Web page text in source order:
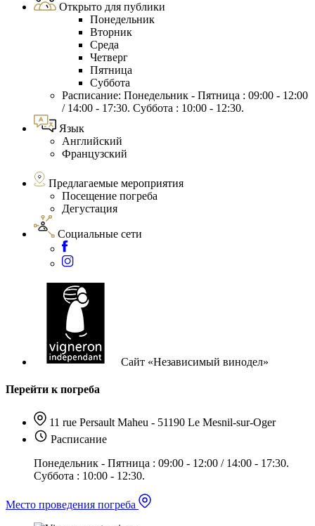
Открыто для публики
Понедельник
Вторник
Среда
Четверг
Пятница
Суббота
Расписание: Понедельник - Пятница : 09:00 - 12:00
/ 14:00 - 17:30. Суббота : 10:00 - 12:30.
Язык
Английский
Французский
Предлагаемые мероприятия
Посещение погреба
Дегустация
Социальные сети
Сайт «Независимый винодел»
Перейти к погреба
11 rue Persault Maheu - 51190 Le Mesnil-sur-Oger
Расписание
Понедельник - Пятница : 09:00 - 12:00 / 14:00 - 17:30.
Суббота : 10:00 - 12:30.
Место проведения погреба